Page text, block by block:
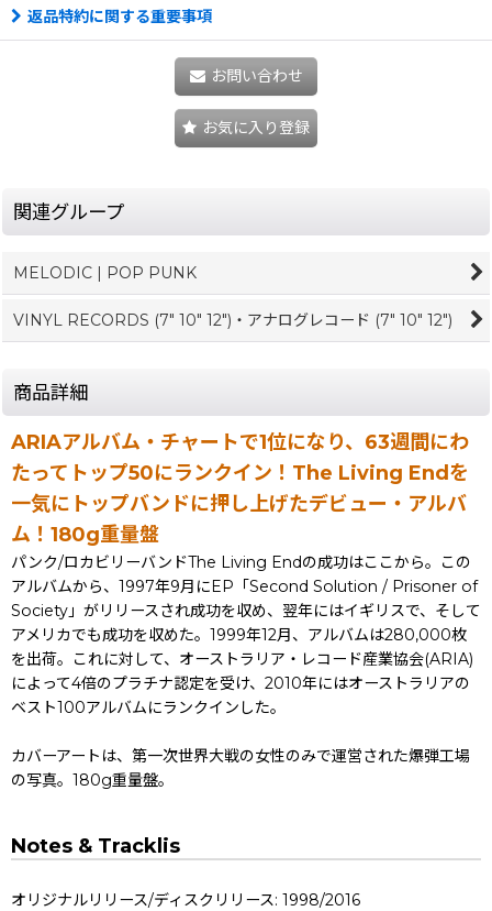
返品特約に関する重要事項
お問い合わせ
お気に入り登録
関連グループ
MELODIC | POP PUNK
VINYL RECORDS (7" 10" 12")・アナログレコード (7" 10" 12")
商品詳細
ARIAアルバム・チャートで1位になり、63週間にわ
たってトップ50にランクイン！The Living Endを
一気にトップバンドに押し上げたデビュー・アルバ
ム！180g重量盤
パンク/ロカビリーバンドThe Living Endの成功はここから。この
アルバムから、1997年9月にEP「Second Solution / Prisoner of
Society」がリリースされ成功を収め、翌年にはイギリスで、そして
アメリカでも成功を収めた。1999年12月、アルバムは280,000枚
を出荷。これに対して、オーストラリア・レコード産業協会(ARIA)
によって4倍のプラチナ認定を受け、2010年にはオーストラリアの
ベスト100アルバムにランクインした。
カバーアートは、第一次世界大戦の女性のみで運営された爆弾工場
の写真。180g重量盤。
Notes & Tracklis
オリジナルリリース/ディスクリリース: 1998/2016